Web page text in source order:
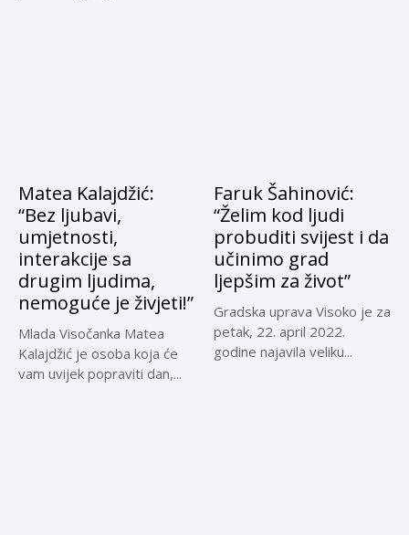
Matea Kalajdžić:
“Bez ljubavi,
umjetnosti,
interakcije sa
drugim ljudima,
nemoguće je živjeti!”
Mlada Visočanka Matea
Kalajdžić je osoba koja će
vam uvijek popraviti dan,...
Faruk Šahinović:
“Želim kod ljudi
probuditi svijest i da
učinimo grad
ljepšim za život”
Gradska uprava Visoko je za
petak, 22. april 2022.
godine najavila veliku...